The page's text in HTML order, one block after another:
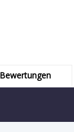
Bewertungen